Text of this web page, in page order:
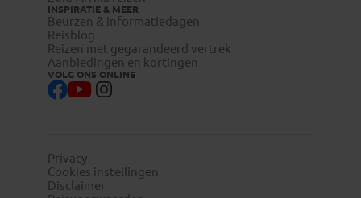
INSPIRATIE & MEER
Beurzen & informatiedagen
Reisblog
Reizen met gegarandeerd vertrek
Aanbiedingen en kortingen
VOLG ONS ONLINE
Privacy
Cookies instellingen
Disclaimer